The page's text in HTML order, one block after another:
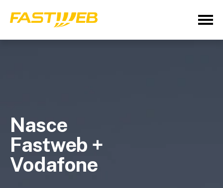
Nasce
Fastweb +
Vodafone